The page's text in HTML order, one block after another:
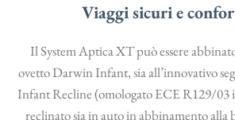
Viaggi sicuri e
Il System Aptica XT può essere
ovetto Darwin Infant, sia all’innovativo
Infant Recline (omologato ECE R129/03
reclinato sia in auto in abbinamento alla